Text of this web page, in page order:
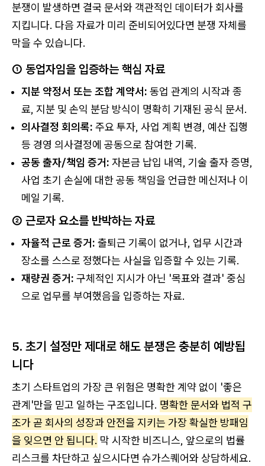
분쟁이 발생하면 결국 문서와 객관적인 데이터가 회사를
지킵니다. 다음 자료가 미리 준비되어있다면 분쟁 자체를
막을 수 있습니다.
① 동업자임을 입증하는 핵심 자료
지분 약정서 또는 조합 계약서: 동업 관계의 시작과 종
료, 지분 및 손익 분담 방식이 명확히 기재된 공식 문서.
의사결정 회의록: 주요 투자, 사업 계획 변경, 예산 집행
등 경영 의사결정에 공동으로 참여한 기록.
공동 출자/책임 증거: 자본금 납입 내역, 기술 출자 증명,
사업 초기 손실에 대한 공동 책임을 언급한 메신저나 이
메일 기록.
② 근로자 요소를 반박하는 자료
자율적 근로 증거: 출퇴근 기록이 없거나, 업무 시간과
장소를 스스로 정했다는 사실을 입증할 수 있는 기록.
재량권 증거: 구체적인 지시가 아닌 '목표와 결과' 중심
으로 업무를 부여했음을 입증하는 자료.
5. 초기 설정만 제대로 해도 분쟁은 충분히 예방됩
니다
초기 스타트업의 가장 큰 위험은 명확한 계약 없이 '좋은
관계'만을 믿고 일하는 구조입니다. 명확한 문서와 법적 구
조가 곧 회사의 성장과 안전을 지키는 가장 확실한 방패임
을 잊으면 안 됩니다. 막 시작한 비즈니스, 앞으로의 법률
리스크를 차단하고 싶으시다면 슈가스퀘어와 상담하세요.